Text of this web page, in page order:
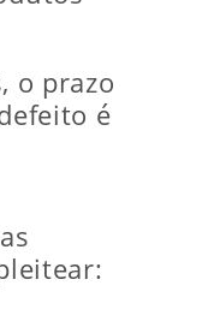
o prazo
é